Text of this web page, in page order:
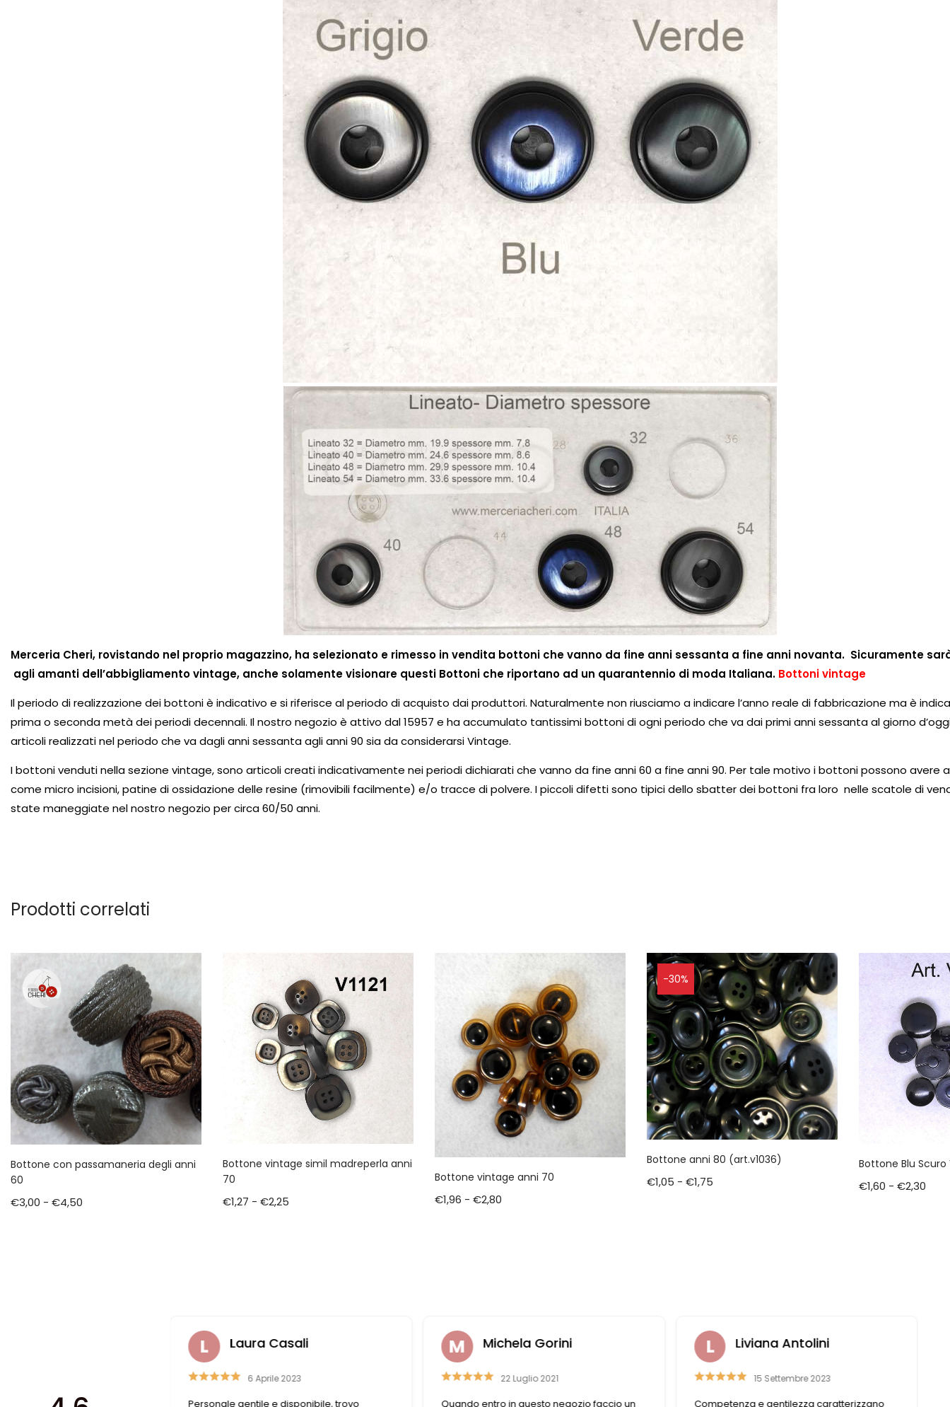
Merceria Cheri, rovistando nel proprio magazzino, ha selezionato e rimesso in vendita bottoni che vanno da fine anni sessanta a fine anni novanta. Sicuramente
agli amanti dell’abbigliamento vintage, anche solamente visionare questi Bottoni che riportano ad un quarantennio di moda Italiana. Bottoni vintage
Il periodo di realizzazione dei bottoni è indicativo e si riferisce al periodo di acquisto dai produttori. Naturalmente non riusciamo a indicare l’anno reale di fabbricazione ma è
prima o seconda metà dei periodi decennali. Il nostro negozio è attivo dal 15957 e ha accumulato tantissimi bottoni di ogni periodo che va dai primi anni sessanta al giorno
articoli realizzati nel periodo che va dagli anni sessanta agli anni 90 sia da considerarsi Vintage.
I bottoni venduti nella sezione vintage, sono articoli creati indicativamente nei periodi dichiarati che vanno da fine anni 60 a fine anni 90. Per tale motivo i bottoni possono avere
come micro incisioni, patine di ossidazione delle resine (rimovibili facilmente) e/o tracce di polvere. I piccoli difetti sono tipici dello sbatter dei bottoni fra loro nelle scatole di
state maneggiate nel nostro negozio per circa 60/50 anni.
Prodotti correlati
Bottone con passamaneria degli anni
60
€3,00 - €4,50
Bottone vintage simil madreperla anni
70
€1,27 - €2,25
Bottone vintage anni 70
€1,96 - €2,80
-30%
Bottone anni 80 (art.v1036)
€1,05 - €1,75
Bottone Blu
€1,60 - €2,30
, ottimo
Laura Casali
6 Aprile 2023
Personale gentile e disponibile, trovo
Michela Gorini
22 Luglio 2021
Quando entro in questo negozio faccio un
Liviana Antolini
15 Settembre 2023
Competenza e gentilezza caratterizzano